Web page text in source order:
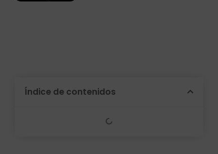
Índice de contenidos